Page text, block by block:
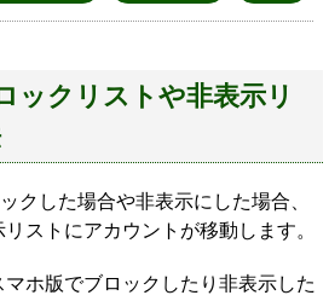
ックリストや非表示リ
クした場合や非表示にした場合、
ストにアカウントが移動します。
ホ版でブロックしたり非表示した